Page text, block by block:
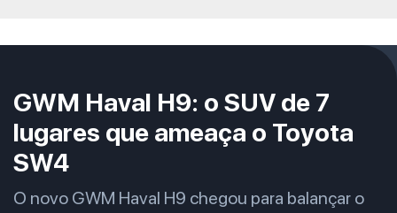
GWM Haval H9: o SUV de 7
lugares que ameaça o Toyota
SW4
O novo GWM Haval H9 chegou para balançar o